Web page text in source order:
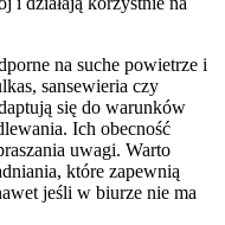
na suche powietrze i
sansewieria czy
się do warunków
Ich obecność
uwagi. Warto
które zapewnią
jeśli w biurze nie ma